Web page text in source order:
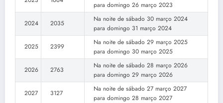
para domingo 26 março 2023
2024 2035
Na noite de sábado 30 março 2024
para domingo 31 março 2024
2025 2399
Na noite de sábado 29 março 2025
para domingo 30 março 2025
2026 2763
Na noite de sábado 28 março 2026
para domingo 29 março 2026
2027 3127
Na noite de sábado 27 março 2027
para domingo 28 março 2027